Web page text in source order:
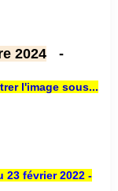
2024 -
l'image sous...
23 février 2022 -